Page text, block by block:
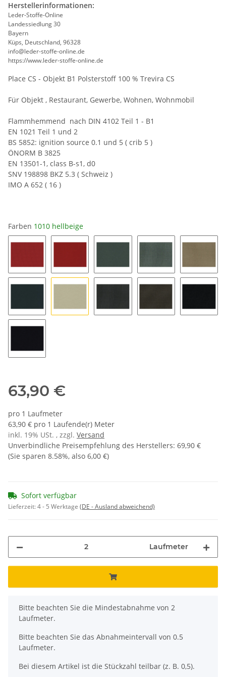
Herstellerinformationen:
Leder-Stoffe-Online
Landessiedlung 30
Bayern
Küps, Deutschland, 96328
info@leder-stoffe-online.de
https://www.leder-stoffe-online.de
Place CS - Objekt B1 Polsterstoff 100 % Trevira CS
Für Objekt , Restaurant, Gewerbe, Wohnen, Wohnmobil
Flammhemmend nach DIN 4102 Teil 1 - B1
EN 1021 Teil 1 und 2
BS 5852: ignition source 0.1 und 5 ( crib 5 )
ÖNORM B 3825
EN 13501-1, class B-s1, d0
SNV 198898 BKZ 5.3 ( Schweiz )
IMO A 652 ( 16 )
Farben 1010 hellbeige
4528 rot 4027 rot 8007 grau 8507 grau 2514
8010 blau
63,90 €
pro 1 Laufmeter
63,90 € pro 1 Laufende(r) Meter
inkl. 19% USt. , zzgl. Versand
Unverbindliche Preisempfehlung des Herstellers: 69,90 €
(Sie sparen 8.58%, also 6,00 €)
Sofort verfügbar
Lieferzeit:4 - 5 Werktage (DE - Ausland abweichend)
Laufmeter
x
Bitte beachten Sie die Mindestabnahme von 2
Laufmeter.
Bitte beachten Sie das Abnahmeintervall von 0.5
Laufmeter.
Bei diesem Artikel ist die Stückzahl teilbar (z. B. 0,5).